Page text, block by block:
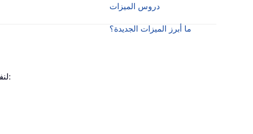
دروس الميزات
ما أبرز الميزات الجديدة؟
يمكنك بسهولة إرسال نسخة (CC) أو نسخة مخفية (BCC) لنفسك أو لأشخاص محددين من جميع الرسائل الصادرة كما يلي: